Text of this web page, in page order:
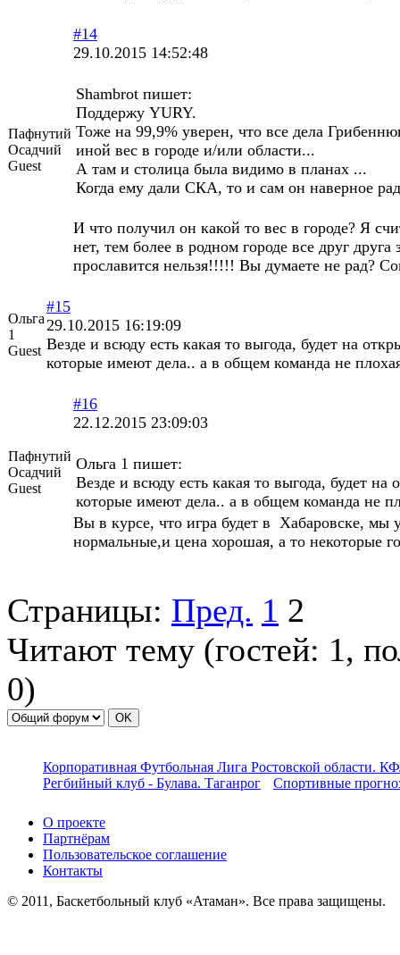
Пафнутий
Осадчий
Guest
#14
29.10.2015 14:52:48
Shambrot пишет:
Поддержу YURY.
Тоже на 99,9% уверен, что все дела
иной вес в городе и/или области...
А там и столица была видимо в планах ...
Когда ему дали СКА, то и сам он наверное
И что получил он какой то вес в городе? Я
нет, тем более в родном городе все друг
прославится нельзя!!!!! Вы думаете не рад?
Ольга
1
Guest
#15
29.10.2015 16:19:09
Везде и всюду есть какая то выгода, будет на
которые имеют дела.. а в общем команда не
Пафнутий
Осадчий
Guest
#16
22.12.2015 23:09:03
Ольга 1 пишет:
Везде и всюду есть какая то выгода, будет на
которые имеют дела.. а в общем команда не
Вы в курсе, что игра будет в Хабаровске,
нормальные,и цена хорошая, а то некоторые
Страницы: Пред. 1 2
Читают тему (гостей: 1,
0)
Корпоративная Футбольная Лига Ростовской области.
Регбийный клуб - Булава. Таганрог
Спортивные
О проекте
Партнёрам
Пользовательское соглашение
Контакты
© 2011, Баскетбольный клуб «Атаман». Все права защищены.